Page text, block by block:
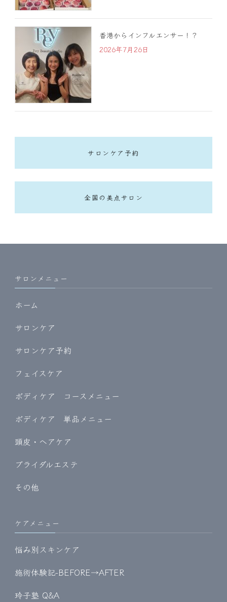
香港からインフルエンサー！？
2026年7月26日
サロンケア予約
全国の美点サロン
サロンメニュー
ホーム
サロンケア
サロンケア予約
フェイスケア
ボディケア コースメニュー
ボディケア 単品メニュー
頭皮・ヘアケア
ブライダルエステ
その他
ケアメニュー
悩み別スキンケア
施術体験記-BEFORE→AFTER
玲子塾 Q&A